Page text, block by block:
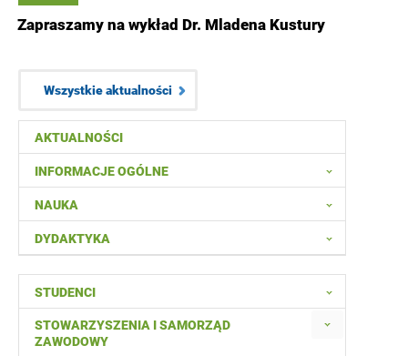
AKTUALNOŚCI
INFORMACJE OGÓLNE
NAUKA
DYDAKTYKA
STUDENCI
STOWARZYSZENIA I SAMORZĄD
ZAWODOWY
Zapraszamy na wykład Dr. Mladena Kustury
Wszystkie aktualności